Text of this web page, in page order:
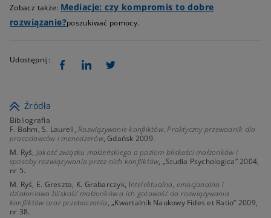
Zobacz także: Mediacje: czy kompromis to dobre
rozwiązanie?poszukiwać pomocy.
Udostępnij:
Źródła
Bibliografia
F. Bohm, S. Laurell,Rozwiązywanie konfliktów.Praktyczny przewodnik dla
pracodawców i menedżerów, Gdańsk 2009.
M. Ryś, Jakość związku małżeńskiego a poziom bliskości małżonków i
sposoby rozwiązywania przez nich konfliktów, „Studia Psychologica” 2004,
nr 5.
M. Ryś, E. Greszta, K. Grabarczyk, Intelektualna, emocjonalna i
działaniowa bliskość małżonków a ich gotowość do rozwiązywania
konfliktów oraz przebaczania, „Kwartalnik Naukowy Fides et Ratio” 2009,
nr 38.